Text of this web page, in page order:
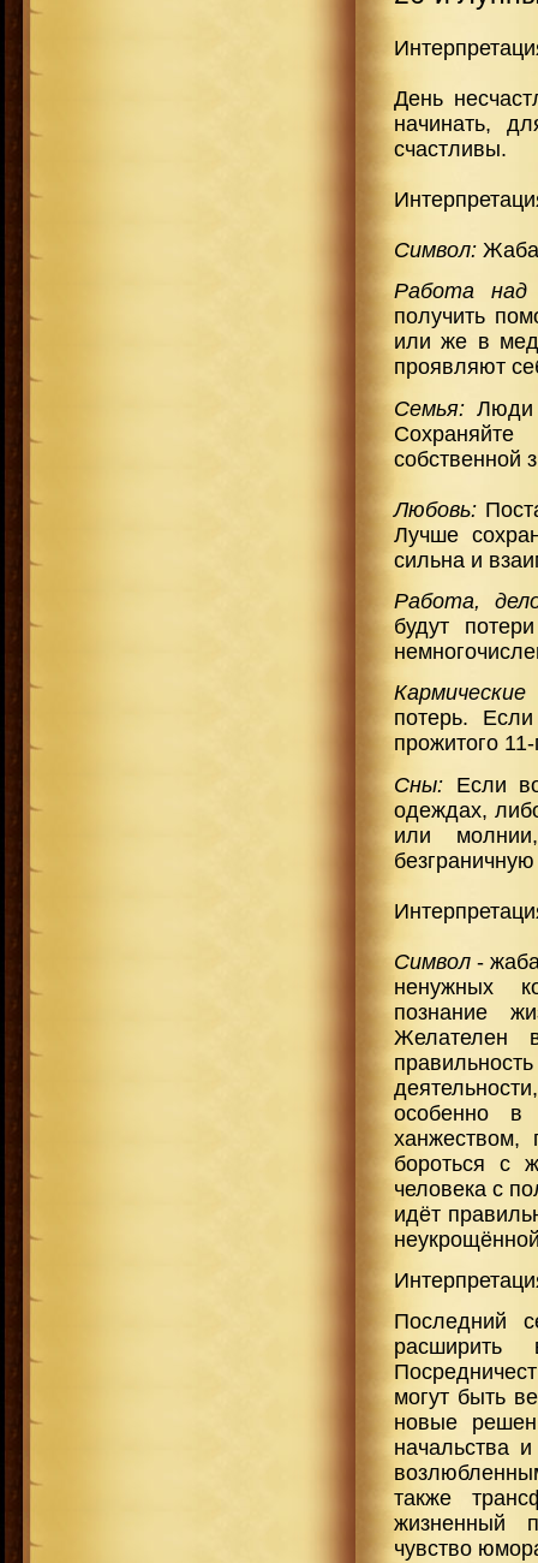
День
начинать,
счастливы.
Символ:
Работа над
получить
или же в
проявляют
Семья: Люди
собственной
Любовь:
Лучше
сильна и
Работа,
будут
Кармические
потерь.
прожитого
Сны: Если
одеждах,
или
Символ -
ненужных
познание
Желателен
особенно в
ханжеством,
бороться с
человека с
идёт
Последний
расширить
могут быть
новые
начальства
также
жизненный
чувство